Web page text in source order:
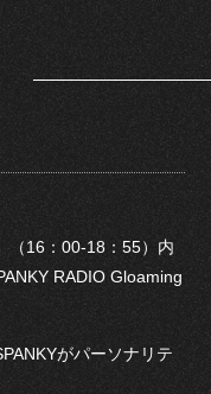
（16：00-18：55）内
RADIO Gloaming
がパーソナリテ